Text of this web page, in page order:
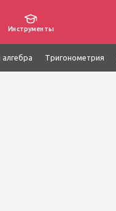
Инструменты
алгебра Тригонометрия